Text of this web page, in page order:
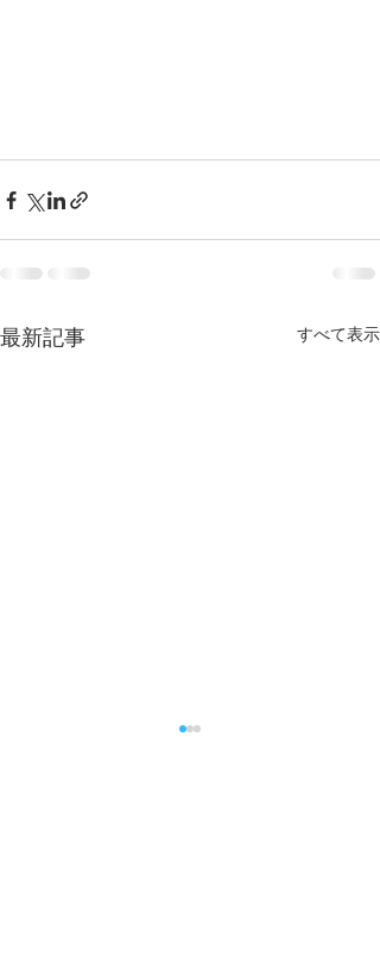
最新記事 すべて表示